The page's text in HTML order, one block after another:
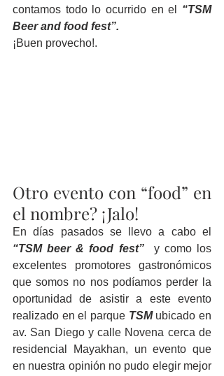
contamos todo lo ocurrido en el “TSM
Beer and food fest”.
¡Buen provecho!.
Otro evento con “food” en
el nombre? ¡Jalo!
“TSM beer & food fest”
y como los
excelentes promotores gastronómicos
que somos no nos podíamos perder la
oportunidad de asistir a este evento
realizado en el parque TSM ubicado en
av. San Diego y calle Novena cerca de
residencial Mayakhan, un evento que
en nuestra opinión no pudo elegir mejor